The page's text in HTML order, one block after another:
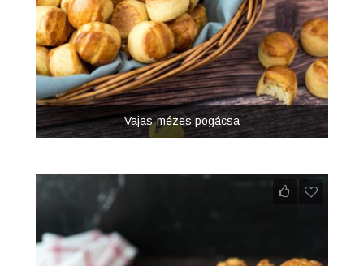
Vajas-mézes pogácsa